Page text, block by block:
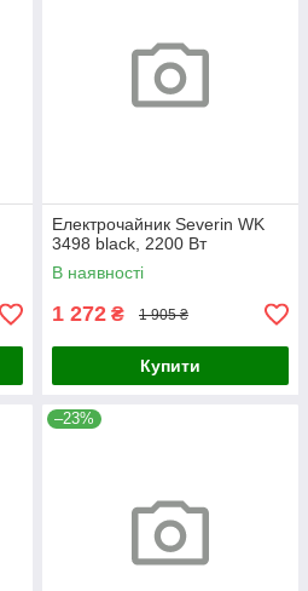
Електрочайник Severin WK
3498 black, 2200 Вт
В наявності
1 272 ₴ 1 905 ₴
Купити
–23%